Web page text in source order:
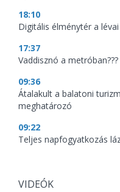
18:10
Digitális élménytér a
17:37
Vaddisznó a metróban???
09:36
Átalakult a balatoni
meghatározó
09:22
Teljes napfogyatkozás
VIDEÓK